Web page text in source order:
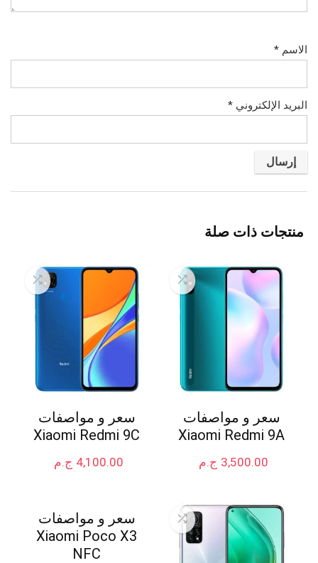
الاسم *
البريد الإلكتروني *
منتجات ذات صلة
سعر و مواصفات
Xiaomi Redmi 9A
ج.م 3,500.00
سعر و مواصفات
Xiaomi Redmi 9C
ج.م 4,100.00
سعر و مواصفات
Xiaomi Poco X3
NFC